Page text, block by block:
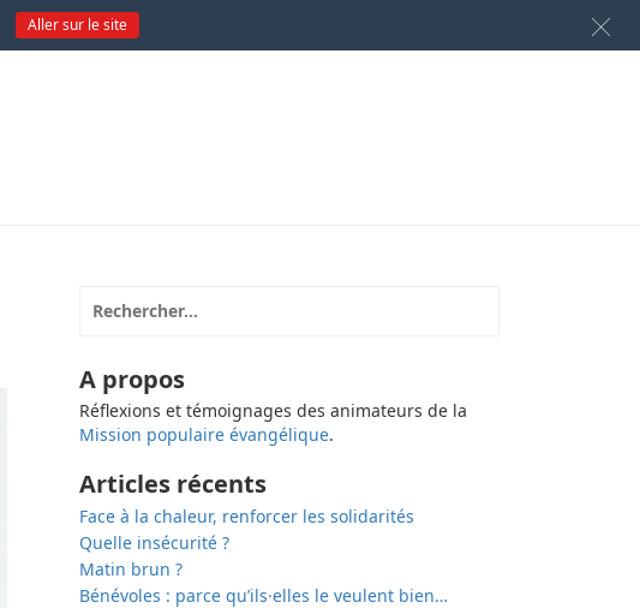
A propos
Réflexions et témoignages des animateurs de la
Mission populaire évangélique.
Articles récents
Face à la chaleur, renforcer les solidarités
Quelle insécurité ?
Matin brun ?
Bénévoles : parce qu’ils·elles le veulent bien…
Aller sur le site